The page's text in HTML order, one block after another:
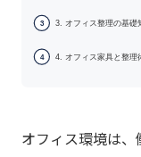
3 3. オフィス整理の基礎
4 4. オフィス家具と整理
オフィス環境は